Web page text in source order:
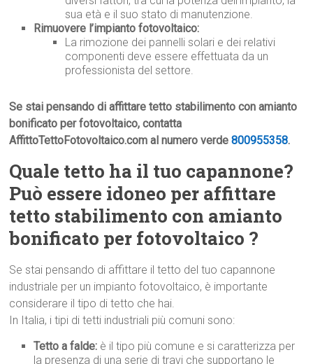
sua età e il suo stato di manutenzione.
Rimuovere l’impianto fotovoltaico:
La rimozione dei pannelli solari e dei relativi
componenti deve essere effettuata da un
professionista del settore.
Se stai pensando di affittare tetto stabilimento con amianto
bonificato per fotovoltaico, contatta
AffittoTettoFotovoltaico.com al numero verde800955358.
Quale tetto ha il tuo capannone?
Può essere idoneo per affittare
tetto stabilimento con amianto
bonificato per fotovoltaico ?
Se stai pensando di affittare il tetto del tuo capannone
industriale per un impianto fotovoltaico, è importante
considerare il tipo di tetto che hai.
In Italia, i tipi di tetti industriali più comuni sono:
Tetto a falde: è il tipo più comune e si caratterizza per
la presenza di una serie di travi che supportano le